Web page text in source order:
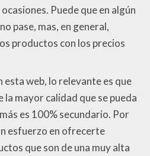
Puede que en algún
pase, mas, en general,
productos con los precios
esta web, lo relevante es que
la mayor calidad que se pueda
es 100% secundario. Por
esfuerzo en ofrecerte
que son de una muy alta